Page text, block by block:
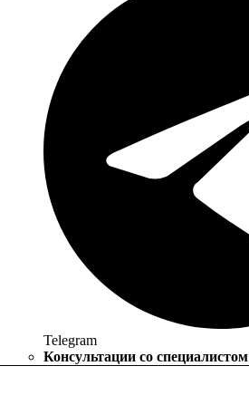
Telegram
Консультации со специалистом